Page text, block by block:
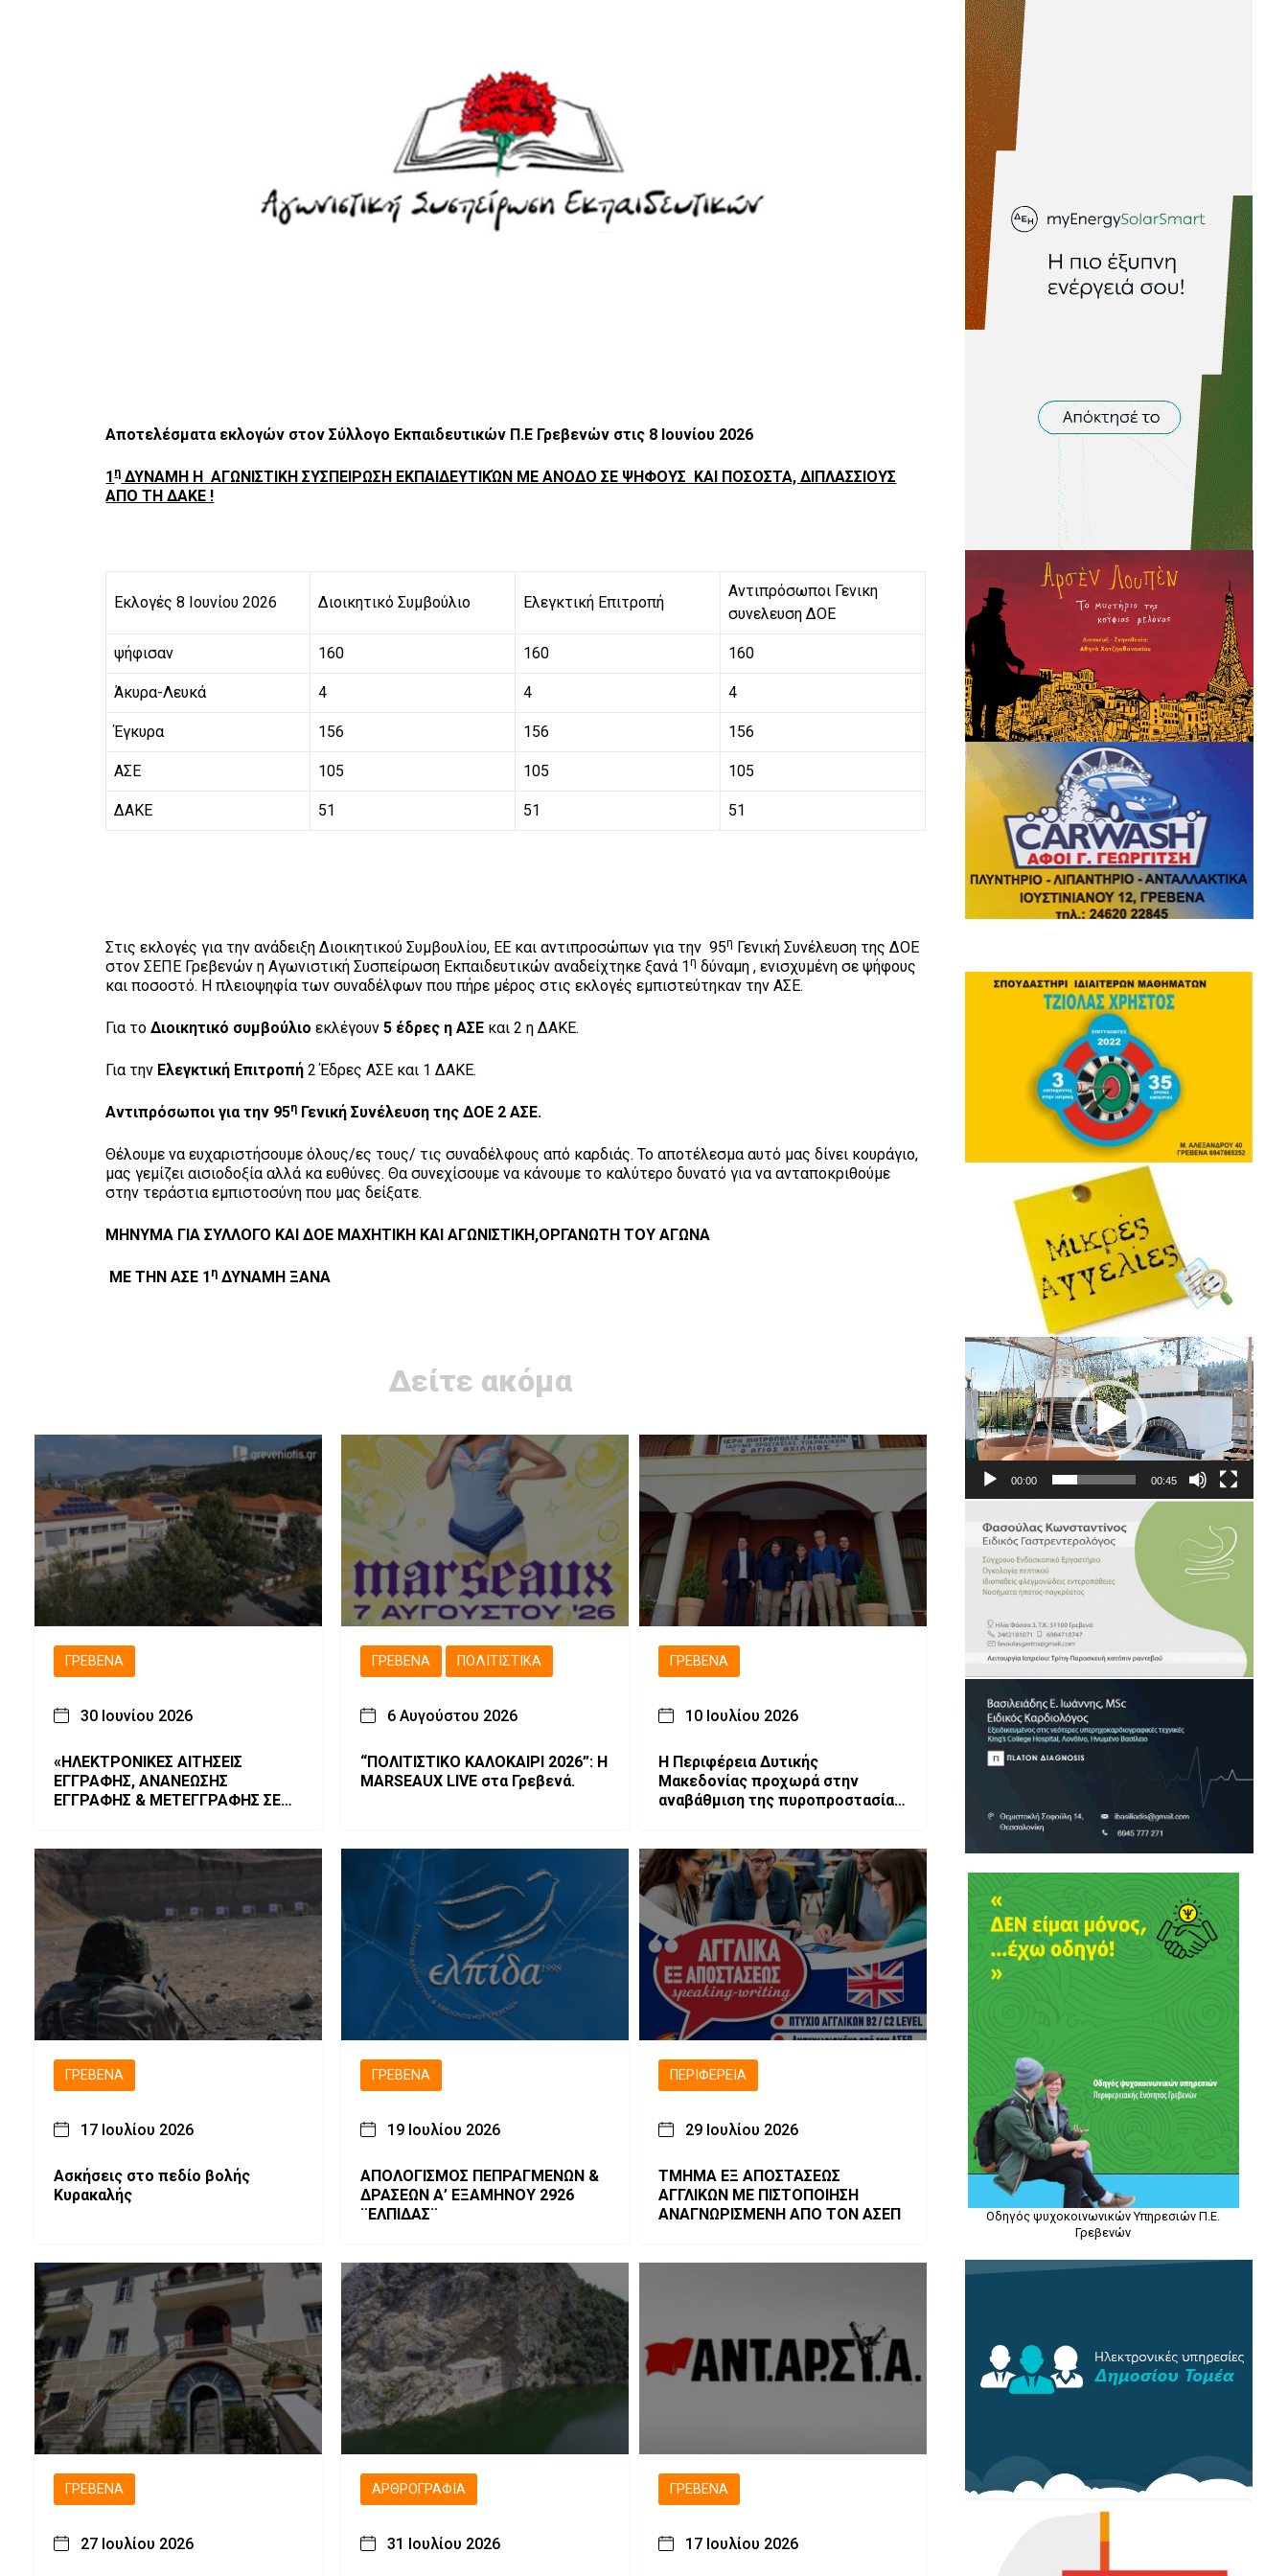
Αποτελέσματα εκλογών στον Σύλλογο Εκπαιδευτικών Π.Ε Γρεβενών στις 8 Ιουνίου 2026
1η ΔΥΝΑΜΗ Η ΑΓΩΝΙΣΤΙΚΗ ΣΥΣΠΕΙΡΩΣΗ ΕΚΠΑΙΔΕΥΤΙΚΏΝ ΜΕ ΑΝΟΔΟ ΣΕ ΨΗΦΟΥΣ ΚΑΙ ΠΟΣΟΣΤΑ, ΔΙΠΛΑΣΣΙΟΥΣ
ΑΠΟ ΤΗ ΔΑΚΕ !
Εκλογές 8 Ιουνίου 2026 Διοικητικό Συμβούλιο Ελεγκτική Επιτροπή
Αντιπρόσωποι Γενικη
συνελευση ΔΟΕ
ψήφισαν 160 160 160
Άκυρα-Λευκά 4 4 4
Έγκυρα 156 156 156
ΑΣΕ 105 105 105
ΔΑΚΕ 51 51 51
Στις εκλογές για την ανάδειξη Διοικητικού Συμβουλίου, ΕΕ και αντιπροσώπων για την 95η Γενική Συνέλευση της ΔΟΕ
στον ΣΕΠΕ Γρεβενών η Αγωνιστική Συσπείρωση Εκπαιδευτικών αναδείχτηκε ξανά 1η δύναμη , ενισχυμένη σε ψήφους
και ποσοστό. Η πλειοψηφία των συναδέλφων που πήρε μέρος στις εκλογές εμπιστεύτηκαν την ΑΣΕ.
Για τοΔιοικητικό συμβούλιο εκλέγουν5 έδρες η ΑΣΕ και 2 η ΔΑΚΕ.
Για την Ελεγκτική Επιτροπή 2 Έδρες ΑΣΕ και 1 ΔΑΚΕ.
Αντιπρόσωποι για την 95η Γενική Συνέλευση της ΔΟΕ 2 ΑΣΕ.
Θέλουμε να ευχαριστήσουμε όλους/ες τους/ τις συναδέλφους από καρδιάς. Το αποτέλεσμα αυτό μας δίνει κουράγιο,
μας γεμίζει αισιοδοξία αλλά κα ευθύνες. Θα συνεχίσουμε να κάνουμε το καλύτερο δυνατό για να ανταποκριθούμε
στην τεράστια εμπιστοσύνη που μας δείξατε.
ΜΗΝΥΜΑ ΓΙΑ ΣΥΛΛΟΓΟ ΚΑΙ ΔΟΕ ΜΑΧΗΤΙΚΗ ΚΑΙ ΑΓΩΝΙΣΤΙΚΗ,ΟΡΓΑΝΩΤΗ ΤΟΥ ΑΓΩΝΑ
ΜΕ ΤΗΝ ΑΣΕ 1 η ΔΥΝΑΜΗ ΞΑΝΑ
Δείτε ακόμα
ΓΡΕΒΕΝΆ
30 Ιουνίου 2026
«ΗΛΕΚΤΡΟΝΙΚΕΣ ΑΙΤΗΣΕΙΣ
ΕΓΓΡΑΦΗΣ, ΑΝΑΝΕΩΣΗΣ
ΕΓΓΡΑΦΗΣ & ΜΕΤΕΓΓΡΑΦΗΣ ΣΕ
ΓΡΕΒΕΝΆ ΠΟΛΙΤΙΣΤΙΚΆ
6 Αυγούστου 2026
“ΠΟΛΙΤΙΣΤΙΚΟ ΚΑΛΟΚΑΙΡΙ 2026”: Η
MARSEAUX LIVE στα Γρεβενά.
ΓΡΕΒΕΝΆ
10 Ιουλίου 2026
Η Περιφέρεια Δυτικής
Μακεδονίας προχωρά στην
αναβάθμιση της πυροπροστασίας
Αχίλλιος»
ΓΡΕΒΕΝΆ
17 Ιουλίου 2026
Ασκήσεις στο πεδίο βολής
Κυρακαλής
ΓΡΕΒΕΝΆ
19 Ιουλίου 2026
ΑΠΟΛΟΓΙΣΜΟΣ ΠΕΠΡΑΓΜΕΝΩΝ &
ΔΡΑΣΕΩΝ Α’ ΕΞΑΜΗΝΟΥ 2926
¨ΕΛΠΙΔΑΣ¨
ΠΕΡΙΦΈΡΕΙΑ
29 Ιουλίου 2026
ΤΜΗΜΑ ΕΞ ΑΠΟΣΤΑΣΕΩΣ
ΑΓΓΛΙΚΩΝ ΜΕ ΠΙΣΤΟΠΟΙΗΣΗ
ΑΝΑΓΝΩΡΙΣΜΕΝΗ ΑΠΟ ΤΟΝ ΑΣΕΠ
ΓΡΕΒΕΝΆ
27 Ιουλίου 2026
ΑΡΘΡΟΓΡΑΦΊΑ
31 Ιουλίου 2026
ΓΡΕΒΕΝΆ
17 Ιουλίου 2026
Πρόγραμμα
Αναπαραγωγής
Βίντεο
00:00 00:45
Οδηγός ψυχοκοινωνικών Υπηρεσιών Π.Ε.
Γρεβενών